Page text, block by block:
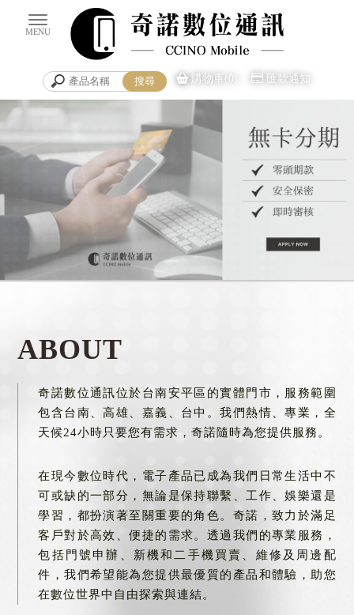
購物車(0) 匯款通知
安平區手機買賣
台南門號申辦
ABOUT
奇諾數位通訊位於台南安平區的實體門市，服務範圍
包含台南、高雄、嘉義、台中。我們熱情、專業，全
天候24小時只要您有需求，奇諾隨時為您提供服務。
在現今數位時代，電子產品已成為我們日常生活中不
可或缺的一部分，無論是保持聯繫、工作、娛樂還是
學習，都扮演著至關重要的角色。奇諾，致力於滿足
客戶對於高效、便捷的需求。透過我們的專業服務，
包括門號申辦、新機和二手機買賣、維修及周邊配
件，我們希望能為您提供最優質的產品和體驗，助您
在數位世界中自由探索與連結。